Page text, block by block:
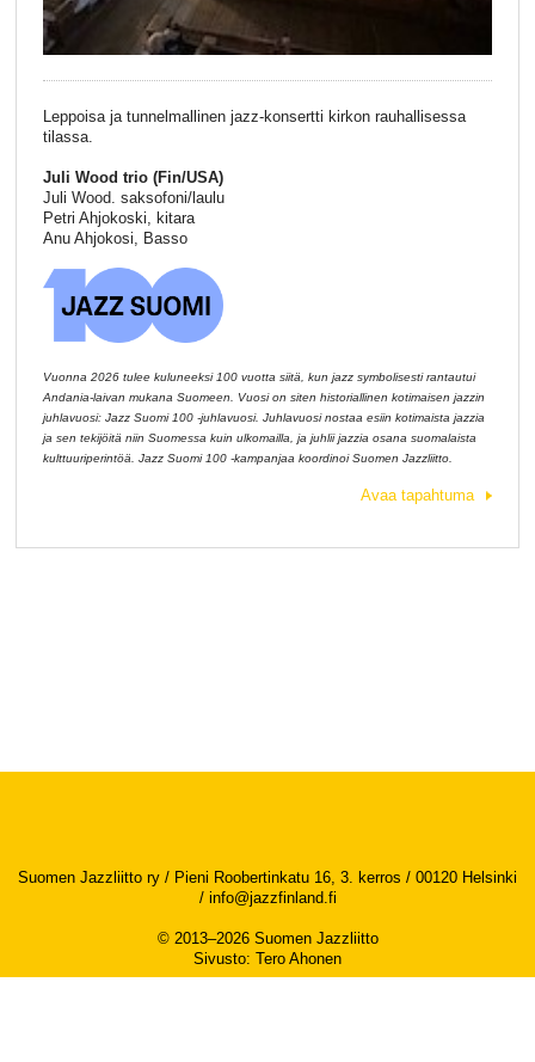
Leppoisa ja tunnelmallinen jazz-konsertti kirkon rauhallisessa
tilassa.
Juli Wood trio (Fin/USA)
Juli Wood. saksofoni/laulu
Petri Ahjokoski, kitara
Anu Ahjokosi, Basso
Vuonna 2026 tulee kuluneeksi 100 vuotta siitä, kun jazz symbolisesti rantautui
Andania-laivan mukana Suomeen. Vuosi on siten historiallinen kotimaisen jazzin
juhlavuosi: Jazz Suomi 100 -juhlavuosi. Juhlavuosi nostaa esiin kotimaista jazzia
ja sen tekijöitä niin Suomessa kuin ulkomailla, ja juhlii jazzia osana suomalaista
kulttuuriperintöä. Jazz Suomi 100 -kampanjaa koordinoi Suomen Jazzliitto.
Avaa tapahtuma
Suomen Jazzliitto ry / Pieni Roobertinkatu 16, 3. kerros / 00120 Helsinki
/ info@jazzfinland.fi
© 2013–2026 Suomen Jazzliitto
Sivusto: Tero Ahonen